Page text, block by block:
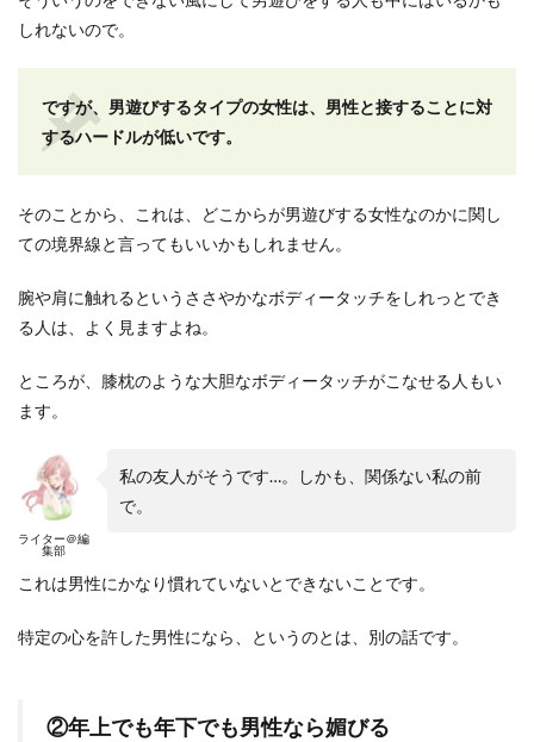
しれないので。
ですが、男遊びするタイプの女性は、男性と接することに対
するハードルが低いです。
そのことから、これは、どこからが男遊びする女性なのかに関し
ての境界線と言ってもいいかもしれません。
腕や肩に触れるというささやかなボディータッチをしれっとでき
る人は、よく見ますよね。
ところが、膝枕のような大胆なボディータッチがこなせる人もい
ます。
ライター＠編
集部
私の友人がそうです…。しかも、関係ない私の前
で。
これは男性にかなり慣れていないとできないことです。
特定の心を許した男性になら、というのとは、別の話です。
②年上でも年下でも男性なら媚びる